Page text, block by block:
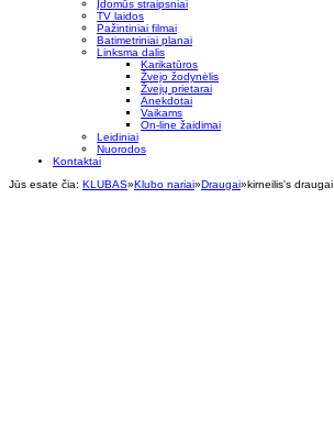
Įdomūs straipsniai
TV laidos
Pažintiniai filmai
Batimetriniai planai
Linksma dalis
Karikatūros
Žvejo žodynėlis
Žvejų prietarai
Anekdotai
Vaikams
On-line žaidimai
Leidiniai
Nuorodos
Kontaktai
Jūs esate čia: KLUBAS»Klubo nariai»Draugai»kirneilis's draugai